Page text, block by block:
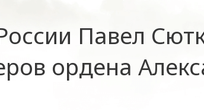
Павел
ордена